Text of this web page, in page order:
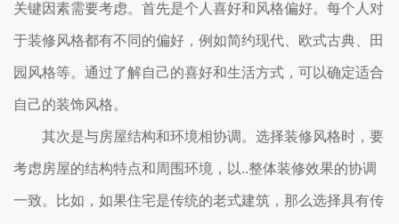
关键因素需要考虑。首先是个人喜好和风格偏好。每个人对
于装修风格都有不同的偏好，例如简约现代、欧式古典、田
园风格等。通过了解自己的喜好和生活方式，可以确定适合
自己的装饰风格。
其次是与房屋结构和环境相协调。选择装修风格时，要
考虑房屋的结构特点和周围环境，以..整体装修效果的协调
一致。比如，如果住宅是传统的老式建筑，那么选择具有传